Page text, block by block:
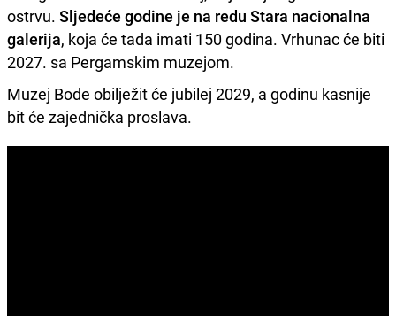
ostrvu. Sljedeće godine je na redu Stara nacionalna
galerija, koja će tada imati 150 godina. Vrhunac će biti
2027. sa Pergamskim muzejom.
Muzej Bode obilježit će jubilej 2029, a godinu kasnije
bit će zajednička proslava.